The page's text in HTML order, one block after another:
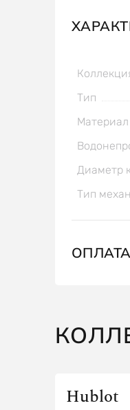
Тип
Материал
Диаметр
Тип
Hublot